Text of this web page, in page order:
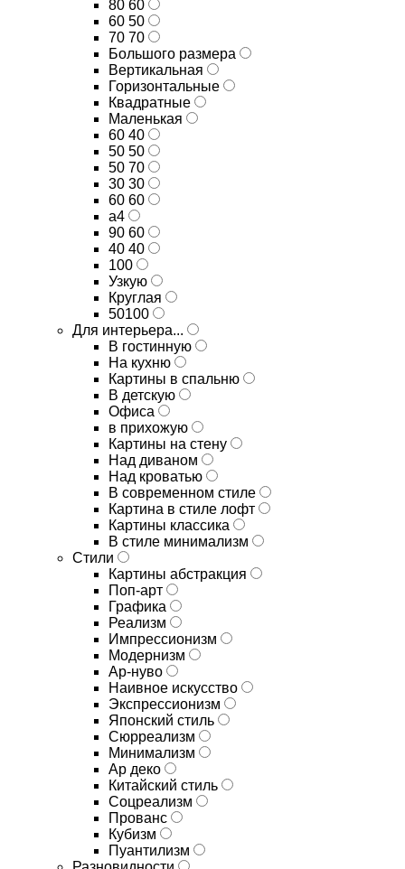
80 60
60 50
70 70
Большого размера
Вертикальная
Горизонтальные
Квадратные
Маленькая
60 40
50 50
50 70
30 30
60 60
а4
90 60
40 40
100
Узкую
Круглая
50100
Для интерьера...
В гостинную
На кухню
Картины в спальню
В детскую
Офиса
в прихожую
Картины на стену
Над диваном
Над кроватью
В современном стиле
Картина в стиле лофт
Картины классика
В стиле минимализм
Стили
Картины абстракция
Поп-арт
Графика
Реализм
Импрессионизм
Модернизм
Ар-нуво
Наивное искусство
Экспрессионизм
Японский стиль
Сюрреализм
Минимализм
Ар деко
Китайский стиль
Соцреализм
Прованс
Кубизм
Пуантилизм